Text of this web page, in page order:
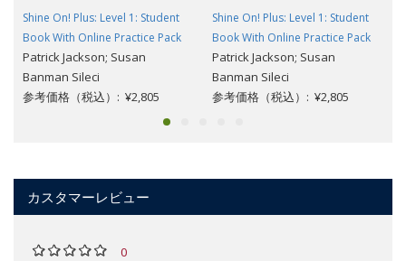
Shine On! Plus: Level 1: Student
Book With Online Practice Pack
Patrick Jackson; Susan
Banman Sileci
参考価格（税込）: ¥2,805
Shine On! Plus: Level 1: Student
Book With Online Practice Pack
Patrick Jackson; Susan
Banman Sileci
参考価格（税込）: ¥2,805
カスタマーレビュー
0